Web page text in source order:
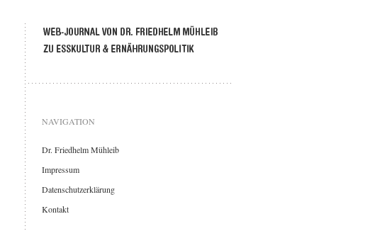
NAVIGATION
Dr. Friedhelm Mühleib
Impressum
Datenschutzerklärung
Kontakt